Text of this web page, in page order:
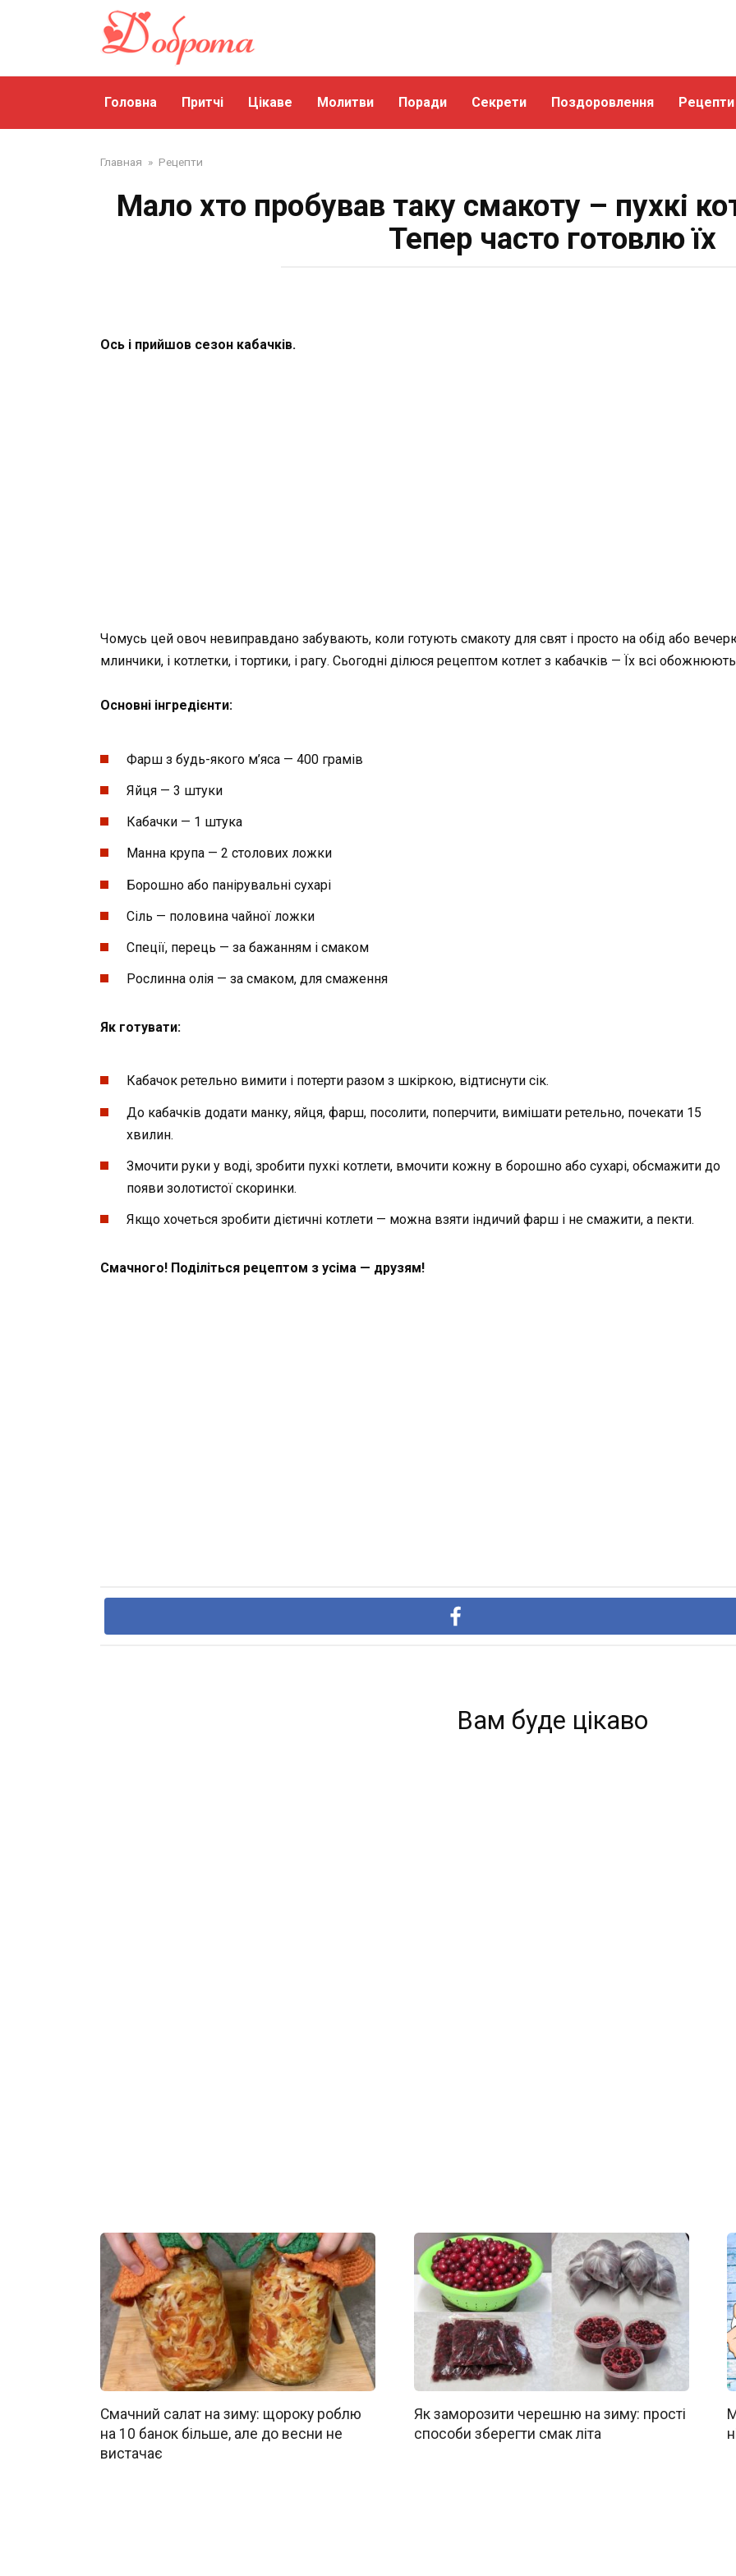
Головна Притчі Цікаве Молитви Поради Секрети Поздоровлення Рецепти
Главная » Рецепти
Мало хто пробував таку смакоту – пухкі
Тепер часто готовлю їх
Ось і прийшов сезон кабачків.
Чомусь цей овоч невиправдано забувають, коли готують смакоту для свят і просто на обід або
млинчики, і котлетки, і тортики, і рагу. Сьогодні ділюся рецептом котлет з кабачків — Їх всі
Основні інгредієнти:
Фарш з будь-якого м’яса — 400 грамів
Яйця — 3 штуки
Кабачки — 1 штука
Манна крупа — 2 столових ложки
Борошно або панірувальні сухарі
Сіль — половина чайної ложки
Спеції, перець — за бажанням і смаком
Рослинна олія — ​​за смаком, для смаження
Як готувати:
Кабачок ретельно вимити і потерти разом з шкіркою, відтиснути сік.
До кабачків додати манку, яйця, фарш, посолити, поперчити, вимішати ретельно, почекати 15
хвилин.
Змочити руки у воді, зробити пухкі котлети, вмочити кожну в борошно або сухарі, обсмажити до
появи золотистої скоринки.
Якщо хочеться зробити дієтичні котлети — можна взяти індичий фарш і не смажити, а пекти.
Смачного! Поділіться рецептом з усіма — друзям!
Вам буде цікаво
Смачний салат на зиму: щороку роблю
на 10 банок більше, але до весни не
вистачає
Як заморозити черешню на зиму: прості
способи зберегти смак літа